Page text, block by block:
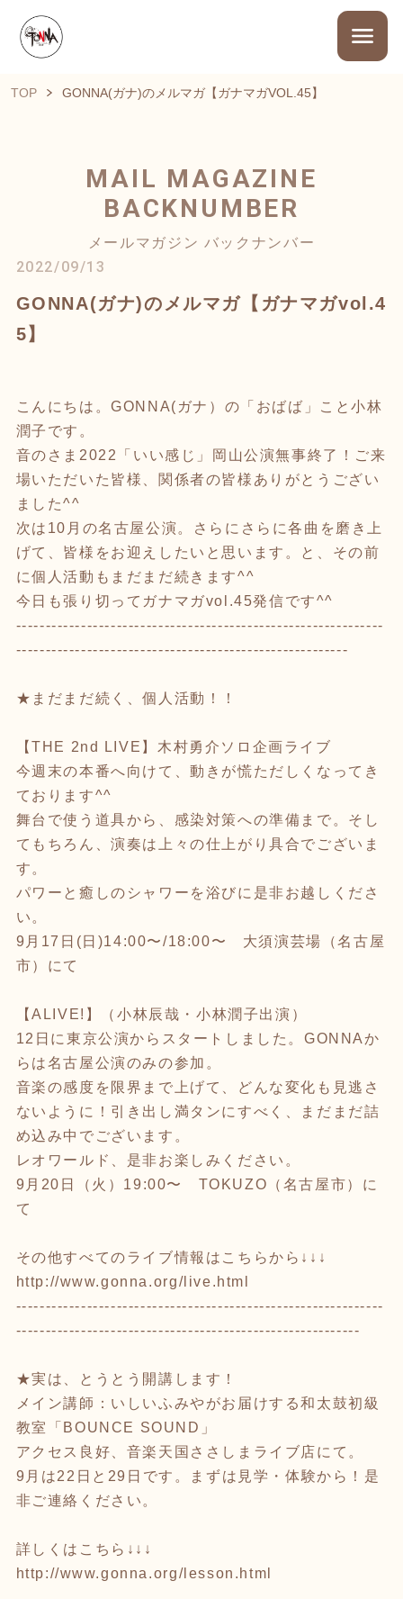
TOP GONNA(ガナ)のメルマガ【ガナマガVOL.45】
MAIL MAGAZINE
BACKNUMBER
メールマガジン バックナンバー
2022/09/13
GONNA(ガナ)のメルマガ【ガナマガvol.4
5】
こんにちは。GONNA(ガナ）の「おばば」こと小林
潤子です。
音のさま2022「いい感じ」岡山公演無事終了！ご来
場いただいた皆様、関係者の皆様ありがとうござい
ました^^
次は10月の名古屋公演。さらにさらに各曲を磨き上
げて、皆様をお迎えしたいと思います。と、その前
に個人活動もまだまだ続きます^^
今日も張り切ってガナマガvol.45発信です^^
--------------------------------------------------------------
--------------------------------------------------------
★まだまだ続く、個人活動！！
【THE 2nd LIVE】木村勇介ソロ企画ライブ
今週末の本番へ向けて、動きが慌ただしくなってき
ております^^
舞台で使う道具から、感染対策への準備まで。そし
てもちろん、演奏は上々の仕上がり具合でございま
す。
パワーと癒しのシャワーを浴びに是非お越しくださ
い。
9月17日(日)14:00〜/18:00〜 大須演芸場（名古屋
市）にて
【ALIVE!】（小林辰哉・小林潤子出演）
12日に東京公演からスタートしました。GONNAか
らは名古屋公演のみの参加。
音楽の感度を限界まで上げて、どんな変化も見逃さ
ないように！引き出し満タンにすべく、まだまだ詰
め込み中でございます。
レオワールド、是非お楽しみください。
9月20日（火）19:00〜 TOKUZO（名古屋市）に
て
その他すべてのライブ情報はこちらから↓↓↓
http://www.gonna.org/live.html
--------------------------------------------------------------
----------------------------------------------------------
★実は、とうとう開講します！
メイン講師：いしいふみやがお届けする和太鼓初級
教室「BOUNCE SOUND」
アクセス良好、音楽天国ささしまライブ店にて。
9月は22日と29日です。まずは見学・体験から！是
非ご連絡ください。
詳しくはこちら↓↓↓
http://www.gonna.org/lesson.html